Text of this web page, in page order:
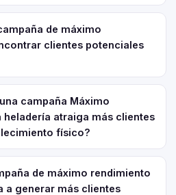
de máximo
clientes potenciales
campaña Máximo
heladería atraiga más clientes
físico?
de máximo rendimiento
a generar más clientes